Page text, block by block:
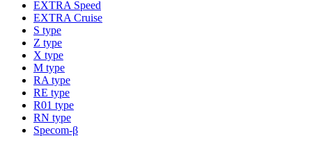
EXTRA Speed
EXTRA Cruise
S type
Z type
X type
M type
RA type
RE type
R01 type
RN type
Specom-β